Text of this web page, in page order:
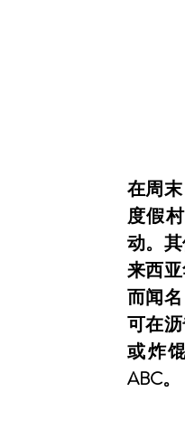
在周
度假
动。
来西
而闻
可在
或炸
ABC。